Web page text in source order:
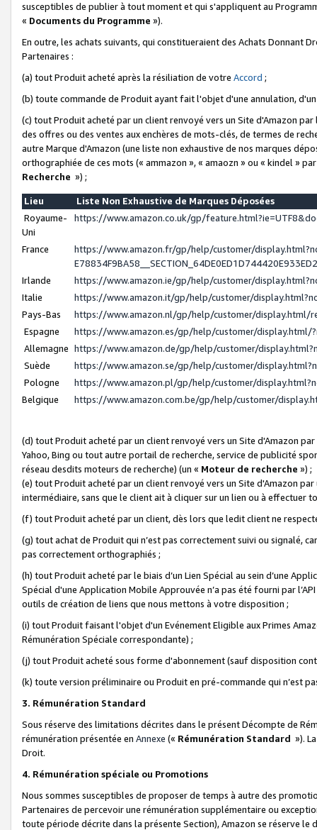
susceptibles de publier à tout moment et qui s'appliquent au
« Documents du Programme »).
En outre, les achats suivants, qui constitueraient des Achats Donnant
Partenaires :
(a) tout Produit acheté après la résiliation de votre Accord ;
(b) toute commande de Produit ayant fait l'objet d'une annulation,
(c) tout Produit acheté par un client renvoyé vers un Site d'Amazon
des offres ou des ventes aux enchères de mots-clés, de termes de
autre Marque d'Amazon (une liste non exhaustive de nos marques
orthographiée de ces mots (« ammazon », « amaozn » ou « kindel »
Recherche ») ;
Lieu
Liste Non Exhaustive de Marques Déposées
Royaume-
Uni
https://www.amazon.co.uk/gp/
France
https://www.amazon.fr/gp/help/customer/
Irlande
https://www.amazon.ie/gp/help/customer/
Italie
https://www.amazon.it/gp/help/customer/
Pays-Bas
https://www.amazon.nl/gp/help/customer/display.html/
Espagne
https://www.amazon.es/gp/help/customer/display.html/
Allemagne https://www.amazon.de/gp/help/customer/
Suède
https://www.amazon.se/gp/help/customer/
Pologne
https://www.amazon.pl/gp/help/customer/
Belgique
https://www.amazon.com.be/gp/help/customer/
(d) tout Produit acheté par un client renvoyé vers un Site d'Amazon
Yahoo, Bing ou tout autre portail de recherche, service de publicité
réseau desdits moteurs de recherche) (un « Moteur de recherche ») ;
(e) tout Produit acheté par un client renvoyé vers un Site d'Amazon
intermédiaire, sans que le client ait à cliquer sur un lien ou à
(f) tout Produit acheté par un client, dès lors que ledit client ne
(g) tout achat de Produit qui n’est pas correctement suivi ou signalé,
pas correctement orthographiés ;
(h) tout Produit acheté par le biais d’un Lien Spécial au sein d’une
Spécial d'une Application Mobile Approuvée n’a pas été fourni par
outils de création de liens que nous mettons à votre disposition ;
(i) tout Produit faisant l'objet d'un Evénement Eligible aux Primes
Rémunération Spéciale correspondante) ;
(j) tout Produit acheté sous forme d'abonnement (sauf disposition
(k) toute version préliminaire ou Produit en pré-commande qui n’est
3. Rémunération Standard
Sous réserve des limitations décrites dans le présent Décompte de
rémunération présentée en Annexe (« Rémunération Standard »).
Droit.
4. Rémunération spéciale ou Promotions
Nous sommes susceptibles de proposer de temps à autre des
Partenaires de percevoir une rémunération supplémentaire ou
toute période décrite dans la présente Section), Amazon se réserve